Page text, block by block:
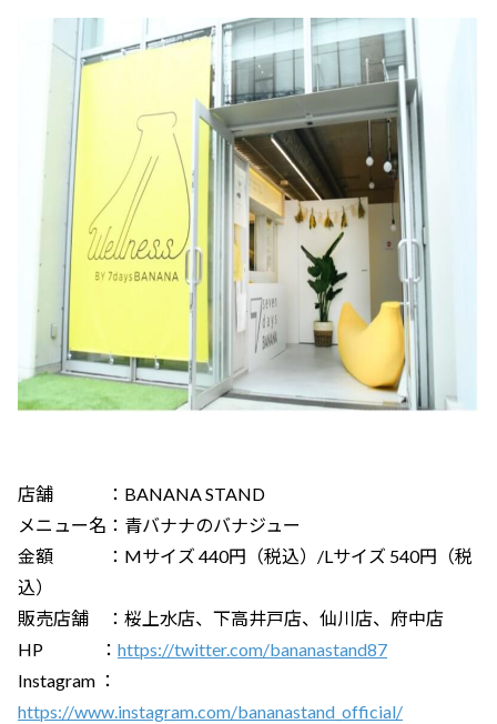
店舗 ：BANANA STAND
メニュー名：青バナナのバナジュー
金額 ：Mサイズ 440円（税込）/Lサイズ 540円（税
込）
販売店舗 ：桜上水店、下高井戸店、仙川店、府中店
HP ： https://twitter.com/bananastand87
Instagram ：
https://www.instagram.com/bananastand_official/